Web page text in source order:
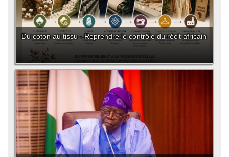
Du coton au tissu - Reprendre le contrôle du récit africain